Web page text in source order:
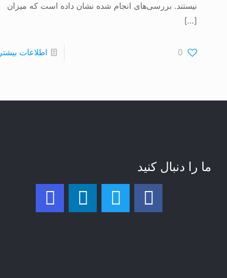
نیستند. بررسی‌های انجام شده نشان داده است که میزان
[…]
0 اطلاعات بیشتر
ما را دنبال کنید